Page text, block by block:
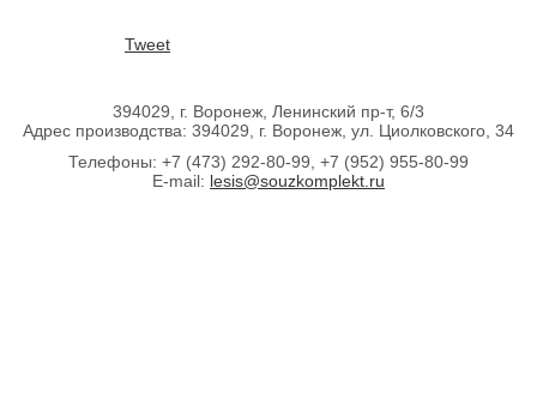
Tweet
394029, г. Воронеж, Ленинский пр-т, 6/3
Адрес производства: 394029, г. Воронеж, ул. Циолковского, 34
Телефоны: +7 (473) 292-80-99, +7 (952) 955-80-99
E-mail: lesis@souzkomplekt.ru